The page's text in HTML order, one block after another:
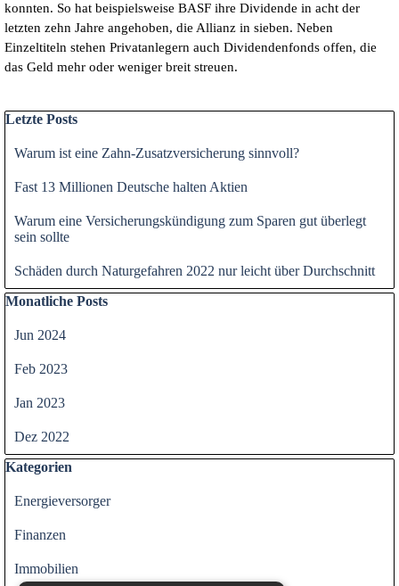
konnten. So hat beispielsweise BASF ihre Dividende in acht der
letzten zehn Jahre angehoben, die Allianz in sieben. Neben
Einzeltiteln stehen Privatanlegern auch Dividendenfonds offen, die
das Geld mehr oder weniger breit streuen.
Block überspringen Letzte Posts
Letzte Posts
Warum ist eine Zahn-Zusatzversicherung sinnvoll?
Fast 13 Millionen Deutsche halten Aktien
Warum eine Versicherungskündigung zum Sparen gut überlegt
sein sollte
Schäden durch Naturgefahren 2022 nur leicht über Durchschnitt
Block überspringen Monatliche Posts
Monatliche Posts
Jun 2024
Feb 2023
Jan 2023
Dez 2022
Block überspringen Kategorien
Kategorien
Energieversorger
Finanzen
Immobilien